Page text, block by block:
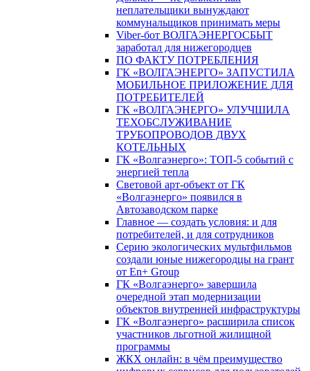
неплательщики вынуждают
коммунальщиков принимать меры
Viber-бот ВОЛГАЭНЕРГОСБЫТ
заработал для нижегородцев
ПО ФАКТУ ПОТРЕБЛЕНИЯ
ГК «ВОЛГАЭНЕРГО» ЗАПУСТИЛА
МОБИЛЬНОЕ ПРИЛОЖЕНИЕ ДЛЯ
ПОТРЕБИТЕЛЕЙ
ГК «ВОЛГАЭНЕРГО» УЛУЧШИЛА
ТЕХОБСЛУЖИВАНИЕ
ТРУБОПРОВОДОВ ДВУХ
КОТЕЛЬНЫХ
ГК «Волгаэнерго»: ТОП-5 событий с
энергией тепла
Световой арт-объект от ГК
«Волгаэнерго» появился в
Автозаводском парке
Главное — создать условия: и для
потребителей, и для сотрудников
Серию экологических мультфильмов
создали юные нижегородцы на грант
от En+ Group
ГК «Волгаэнерго» завершила
очередной этап модернизации
объектов внутренней инфраструктуры
ГК «Волгаэнерго» расширила список
участников льготной жилищной
программы
ЖКХ онлайн: в чём преимущество